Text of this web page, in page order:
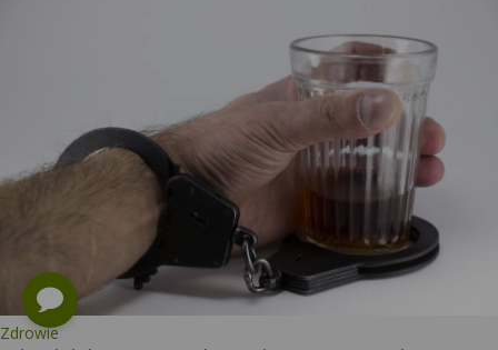
Kategoria:
Zdrowie